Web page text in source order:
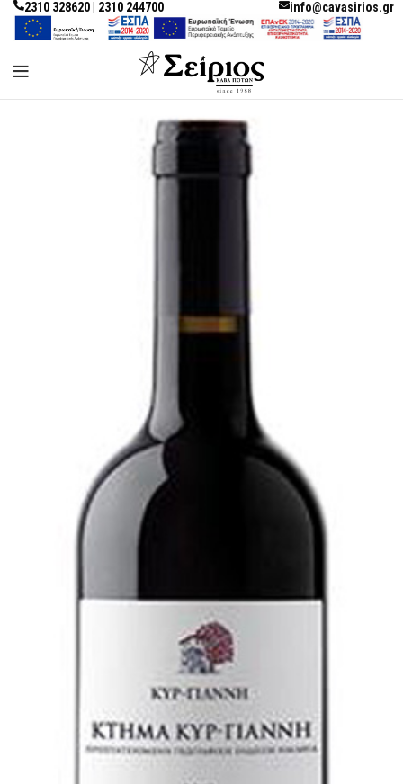
2310 328620 | 2310 244700 info@cavasirios.gr